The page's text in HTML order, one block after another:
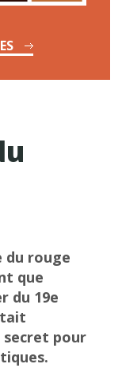
du rouge
que
du 19e
secret pour